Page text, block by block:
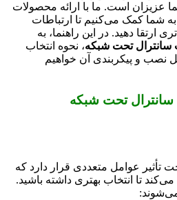
عزیزان است. ما با ارائه محصولات
شما کمک می‌کنیم تا ارتباطات
ارتقا دهید. در این راهنما، به
سانترال تحت شبکه، نحوه انتخاب
نصب و پیکربندی آن خواهیم
سانترال تحت شبکه
تأثیر عوامل متعددی قرار دارد که
تا انتخاب بهتری داشته باشید.